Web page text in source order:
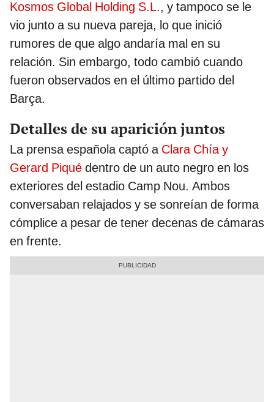
Kosmos Global Holding S.L., y tampoco se le
vio junto a su nueva pareja, lo que inició
rumores de que algo andaría mal en su
relación. Sin embargo, todo cambió cuando
fueron observados en el último partido del
Barça.
Detalles de su aparición juntos
La prensa española captó a Clara Chía y
Gerard Piqué dentro de un auto negro en los
exteriores del estadio Camp Nou. Ambos
conversaban relajados y se sonreían de forma
cómplice a pesar de tener decenas de cámaras
en frente.